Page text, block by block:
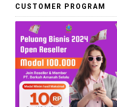
CUSTOMER PROGRAM